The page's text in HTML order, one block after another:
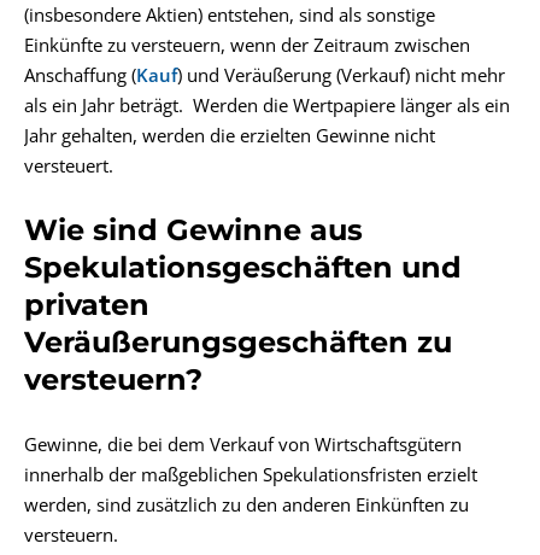
(insbesondere Aktien) entstehen, sind als sonstige
Einkünfte zu versteuern, wenn der Zeitraum zwischen
Anschaffung (Kauf) und Veräußerung (Verkauf) nicht mehr
als ein Jahr beträgt. Werden die Wertpapiere länger als ein
Jahr gehalten, werden die erzielten Gewinne nicht
versteuert.
Wie sind Gewinne aus
Spekulationsgeschäften und
privaten
Veräußerungsgeschäften zu
versteuern?
Gewinne, die bei dem Verkauf von Wirtschaftsgütern
innerhalb der maßgeblichen Spekulationsfristen erzielt
werden, sind zusätzlich zu den anderen Einkünften zu
versteuern.